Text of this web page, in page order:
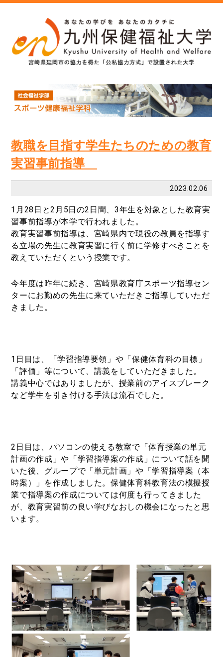
教職を目指す学生たちのための教育
実習事前指導
2023.02.06
1月28日と2月5日の2日間、3年生を対象とした教育実
習事前指導が本学で行われました。
教育実習事前指導は、宮崎県内で現役の教員を指導す
る立場の先生に教育実習に行く前に学修すべきことを
教えていただくという授業です。
今年度は昨年に続き、宮崎県教育庁スポーツ指導セン
ターにお勤めの先生に来ていただきご指導していただ
きました。
1日目は、「学習指導要領」や「保健体育科の目標」
「評価」等について、講義をしていただきました。
講義中心ではありましたが、授業前のアイスブレーク
など学生を引き付ける手法は流石でした。
2日目は、パソコンの使える教室で「体育授業の単元
計画の作成」や「学習指導案の作成」について話を聞
いた後、グループで「単元計画」や「学習指導案（本
時案）」を作成しました。保健体育科教育法の模擬授
業で指導案の作成については何度も行ってきました
が、教育実習前の良い学びなおしの機会になったと思
います。